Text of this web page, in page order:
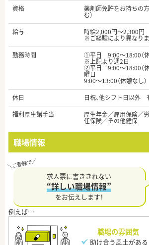
資格
薬剤師免許をお持ちの
む）
給与
時給2,000円～2,300円
※ご経験により異なり
勤務時間
①平日 9:00～18:00（休
※上記より週2日
②平日 9:00～18:00（
曜日
9:00～13:00（休憩なし）
休日
日祝、他シフト日以外
福利厚生諸手当
厚生年金／雇用保険／
任保険／その他健保
職場情報
求人票に書ききれない
“詳しい職場情報”
をお伝えします！
職場の雰囲気
助け合う風土がある